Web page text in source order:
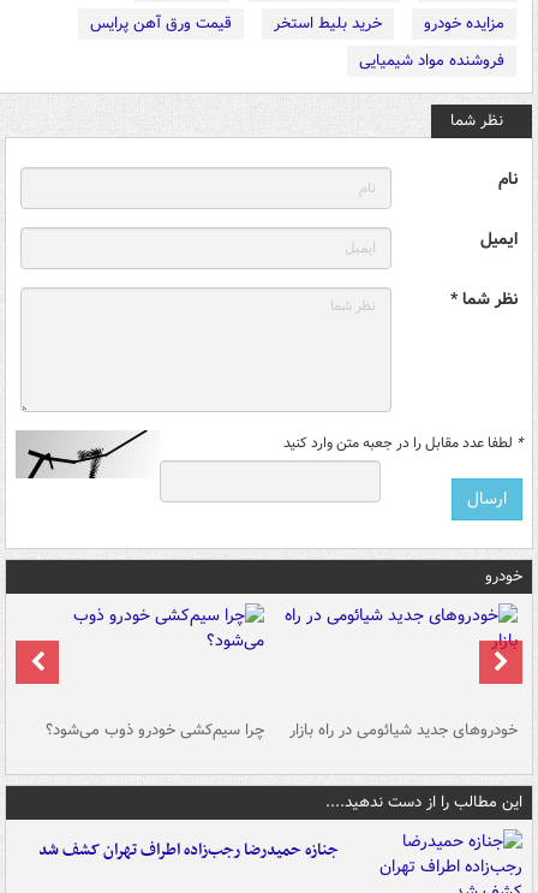
مزایده خودرو
خرید بلیط استخر
قیمت ورق آهن پرایس
فروشنده مواد شیمیایی
نظر شما
نام
ایمیل
نظر شما *
* لطفا عدد مقابل را در جعبه متن وارد کنید
خودرو
خودروهای جدید شیائومی در راه بازار چرا سیم‌کشی خودرو ذوب می‌شود؟
این مطالب را از دست ندهید....
جنازه حمیدرضا رجب‌زاده اطراف تهران کشف شد